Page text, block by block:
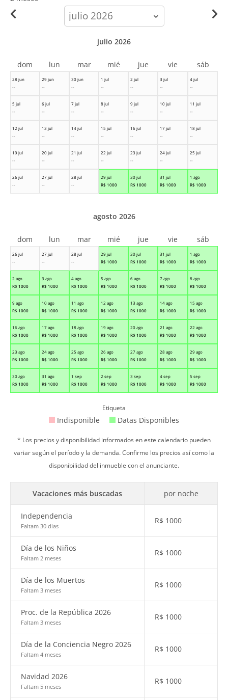
calendar-
month
28 jun
--
29 jun
--
30 jun
--
1 jul
--
2 jul
--
3 jul
--
4 jul
--
5 jul
--
6 jul
--
7 jul
--
8 jul
--
9 jul
--
10 jul
--
11 jul
--
12 jul
--
13 jul
--
14 jul
--
15 jul
--
16 jul
--
17 jul
--
18 jul
--
19 jul
--
20 jul
--
21 jul
--
22 jul
--
23 jul
--
24 jul
--
25 jul
--
26 jul
--
27 jul
--
28 jul
--
29 jul
R$ 1000
30 jul
R$ 1000
31 jul
R$ 1000
1 ago
R$ 1000
julio 2026
dom lun mar mié jue vie sáb
26 jul
--
27 jul
--
28 jul
--
29 jul
R$ 1000
30 jul
R$ 1000
31 jul
R$ 1000
1 ago
R$ 1000
2 ago
R$ 1000
3 ago
R$ 1000
4 ago
R$ 1000
5 ago
R$ 1000
6 ago
R$ 1000
7 ago
R$ 1000
8 ago
R$ 1000
9 ago
R$ 1000
10 ago
R$ 1000
11 ago
R$ 1000
12 ago
R$ 1000
13 ago
R$ 1000
14 ago
R$ 1000
15 ago
R$ 1000
16 ago
R$ 1000
17 ago
R$ 1000
18 ago
R$ 1000
19 ago
R$ 1000
20 ago
R$ 1000
21 ago
R$ 1000
22 ago
R$ 1000
23 ago
R$ 1000
24 ago
R$ 1000
25 ago
R$ 1000
26 ago
R$ 1000
27 ago
R$ 1000
28 ago
R$ 1000
29 ago
R$ 1000
30 ago
R$ 1000
31 ago
R$ 1000
1 sep
R$ 1000
2 sep
R$ 1000
3 sep
R$ 1000
4 sep
R$ 1000
5 sep
R$ 1000
agosto 2026
dom lun mar mié jue vie sáb
Etiqueta
Indisponible Datas Disponibles
* Los precios y disponibilidad informados en este calendario pueden
variar según el período y la demanda. Confirme los precios así como la
disponibilidad del inmueble con el anunciante.
Vacaciones más buscadas por noche
Independencia
Faltam 30 dias
R$ 1000
Día de los Niños
Faltam 2 meses
R$ 1000
Día de los Muertos
Faltam 3 meses
R$ 1000
Proc. de la República 2026
Faltam 3 meses
R$ 1000
Día de la Conciencia Negro 2026
Faltam 4 meses
R$ 1000
Navidad 2026
Faltam 5 meses
R$ 1000